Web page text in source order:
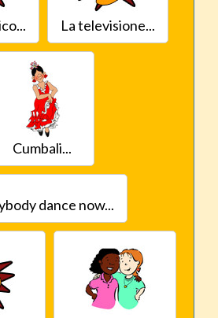
La televisione...
Cumbali...
dance now...